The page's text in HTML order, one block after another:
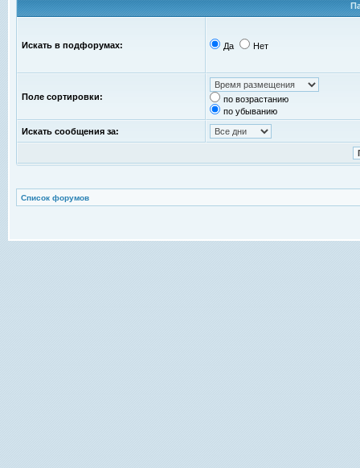
Искать в подфорумах: Да Нет
Поле сортировки:
по возрастанию
по убыванию
Искать сообщения за:
Список форумов